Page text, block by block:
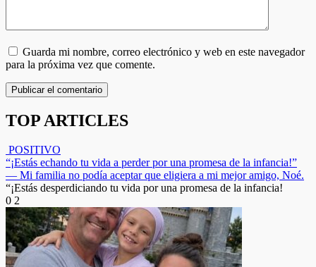
Guarda mi nombre, correo electrónico y web en este navegador
para la próxima vez que comente.
TOP ARTICLES
POSITIVO
“¡Estás echando tu vida a perder por una promesa de la infancia!”
— Mi familia no podía aceptar que eligiera a mi mejor amigo, Noé.
“¡Estás desperdiciando tu vida por una promesa de la infancia!
0 2